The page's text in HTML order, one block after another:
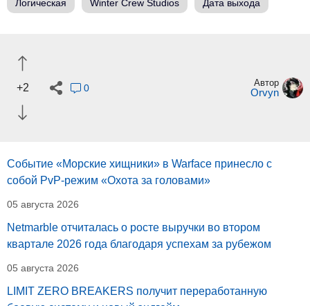
Логическая Winter Crew Studios Дата выхода
+2 0 Автор
Orvyn
Событие «Морские хищники» в Warface принесло с
собой PvP-режим «Охота за головами»
05 августа 2026
Netmarble отчиталась о росте выручки во втором
квартале 2026 года благодаря успехам за рубежом
05 августа 2026
LIMIT ZERO BREAKERS получит переработанную